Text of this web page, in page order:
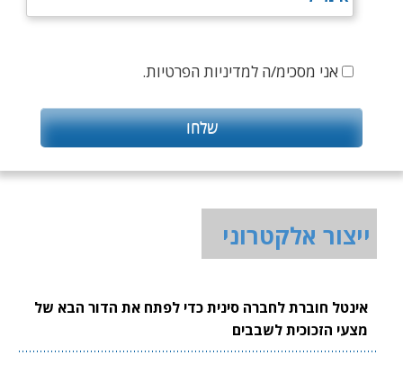
אני מסכימ/ה למדיניות הפרטיות.
ייצור אלקטרוני
אינטל חוברת לחברה סינית כדי לפתח את הדור הבא של
מצעי הזכוכית לשבבים